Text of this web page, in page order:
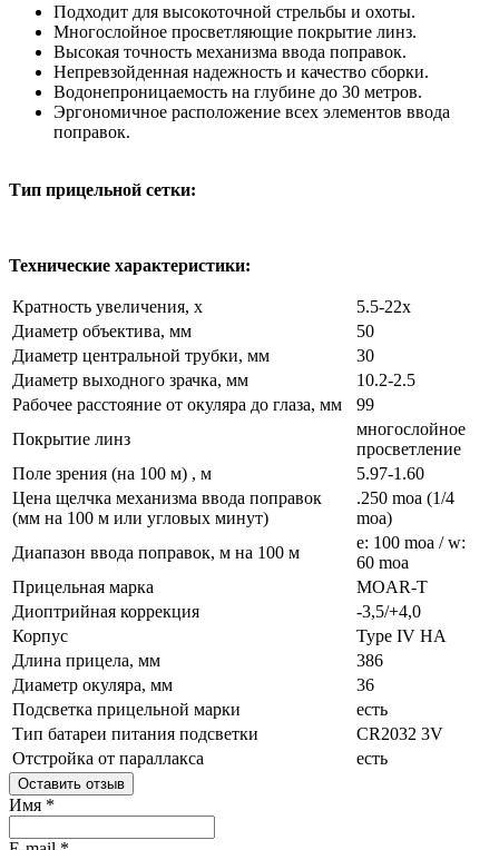
Подходит для высокоточной стрельбы и охоты.
Многослойное просветляющие покрытие линз.
Высокая точность механизма ввода поправок.
Непревзойденная надежность и качество сборки.
Водонепроницаемость на глубине до 30 метров.
Эргономичное расположение всех элементов ввода
поправок.
Тип прицельной сетки:
Технические характеристики:
Кратность увеличения, х
5.5-22x
Диаметр объектива, мм
50
Диаметр центральной трубки, мм
30
Диаметр выходного зрачка, мм
10.2-2.5
Рабочее расстояние от окуляра до глаза, мм
99
Покрытие линз
многослойное
просветление
Поле зрения (на 100 м) , м
5.97-1.60
Цена щелчка механизма ввода поправок
(мм на 100 м или угловых минут)
.250 moa (1/4
moa)
Диапазон ввода поправок, м на 100 м
e: 100 moa / w:
60 moa
Прицельная марка
MOAR-T
Диоптрийная коррекция
-3,5/+4,0
Корпус
Type IV HA
Длина прицела, мм
386
Диаметр окуляра, мм
36
Подсветка прицельной марки
есть
Тип батареи питания подсветки
CR2032 3V
Отстройка от параллакса
есть
Оставить отзыв
Имя *